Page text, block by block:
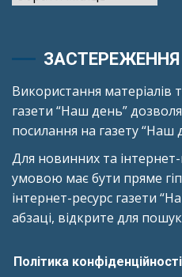
ЗАСТЕРЕЖЕННЯ
Використання матеріалів
газети “Наш день”
посилання на газету “Наш
Для новинних та
умовою має бути пряме
інтернет-ресурс газети
абзаці, відкрите для
Політика конфіденційності